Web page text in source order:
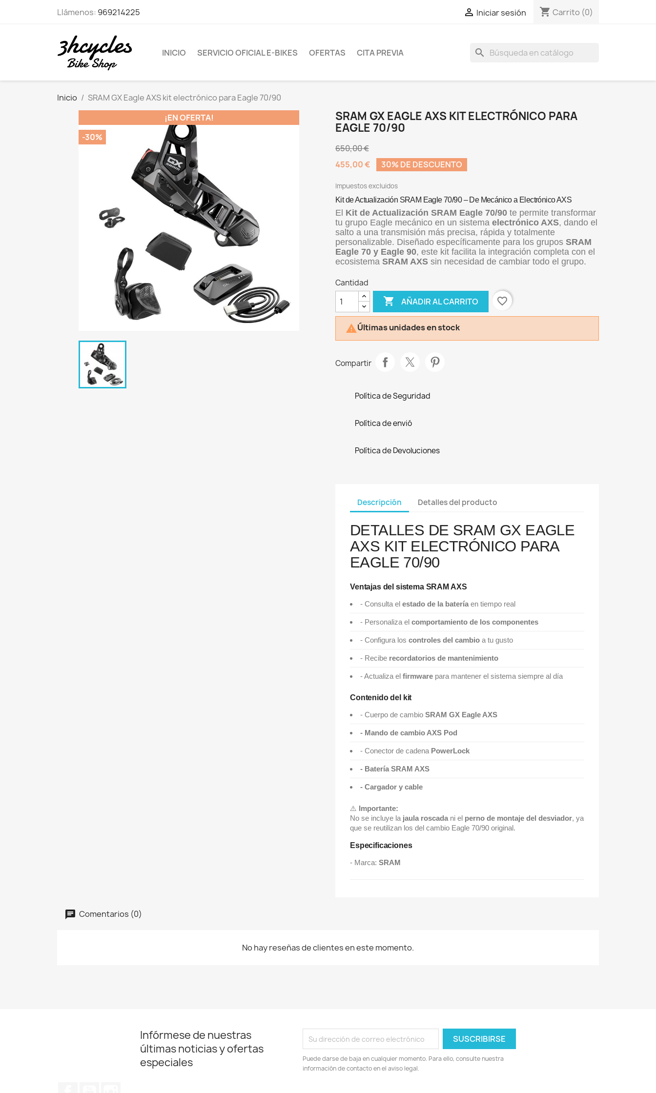
Llámenos: 969214225  Iniciar sesión shopping_cart Carrito (0)
INICIO SERVICIO OFICIAL E-BIKES OFERTAS CITA PREVIA search
Inicio
SRAM GX Eagle AXS kit electrónico para Eagle 70/90
¡EN OFERTA!
-30%
SRAM GX EAGLE AXS KIT ELECTRÓNICO PARA
EAGLE 70/90
650,00 €
455,00 €
30% DE DESCUENTO
Impuestos excluidos
Kit de Actualización SRAM Eagle 70/90 – De Mecánico a Electrónico AXS
El Kit de Actualización SRAM Eagle 70/90 te permite transformar
tu grupo Eagle mecánico en un sistema electrónico AXS, dando el
salto a una transmisión más precisa, rápida y totalmente
personalizable. Diseñado específicamente para los grupos SRAM
Eagle 70 y Eagle 90, este kit facilita la integración completa con el
ecosistema SRAM AXS sin necesidad de cambiar todo el grupo.
Cantidad
 AÑADIR AL CARRITO favorite_border
Últimas unidades en stock
Compartir
Política de Seguridad
Política de envió
Política de Devoluciones
Descripción Detalles del producto
DETALLES DE SRAM GX EAGLE
AXS KIT ELECTRÓNICO PARA
EAGLE 70/90
Ventajas del sistema SRAM AXS
- Consulta el estado de la batería en tiempo real
- Personaliza el comportamiento de los componentes
- Configura los controles del cambio a tu gusto
- Recibe recordatorios de mantenimiento
- Actualiza el firmware para mantener el sistema siempre al día
Contenido del kit
- Cuerpo de cambio SRAM GX Eagle AXS
- Mando de cambio AXS Pod
- Conector de cadena PowerLock
- Batería SRAM AXS
- Cargador y cable
⚠️ Importante:
No se incluye la jaula roscada ni el perno de montaje del desviador, ya
que se reutilizan los del cambio Eagle 70/90 original.
Especificaciones
- Marca: SRAM
Comentarios (0)
No hay reseñas de clientes en este momento.
Infórmese de nuestras
últimas noticias y ofertas
especiales
Puede darse de baja en cualquier momento. Para ello, consulte nuestra
información de contacto en el aviso legal.